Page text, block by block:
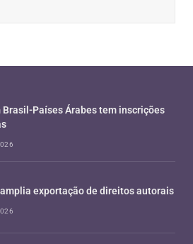
Brasil-Países Árabes tem inscrições
exportação de direitos autorais